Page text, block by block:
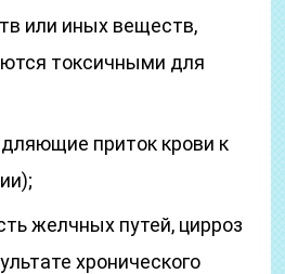
или иных веществ,
токсичными для
приток крови к
желчных путей, цирроз
хронического